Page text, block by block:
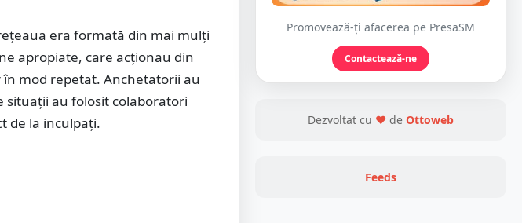
era formată din mai mulți
apropiate, care acționau din
mod repetat. Anchetatorii au
situații au folosit colaboratori
de la inculpați.
Promovează-ți afacerea pe PresaSM
Contactează-ne
Dezvoltat cu ❤ de Ottoweb
Feeds